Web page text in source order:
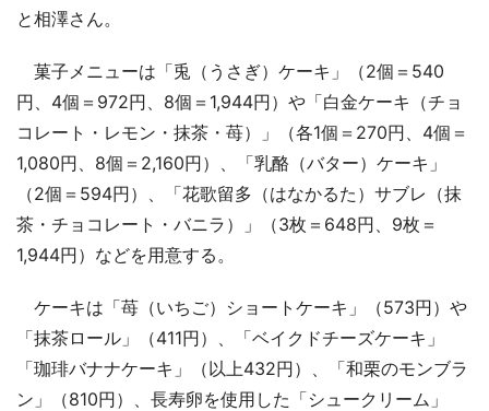
と相澤さん。
菓子メニューは「兎（うさぎ）ケーキ」（2個＝540
円、4個＝972円、8個＝1,944円）や「白金ケーキ（チョ
コレート・レモン・抹茶・苺）」（各1個＝270円、4個＝
1,080円、8個＝2,160円）、「乳酪（バター）ケーキ」
（2個＝594円）、「花歌留多（はなかるた）サブレ（抹
茶・チョコレート・バニラ）」（3枚＝648円、9枚＝
1,944円）などを用意する。
ケーキは「苺（いちご）ショートケーキ」（573円）や
「抹茶ロール」（411円）、「ベイクドチーズケーキ」
「珈琲バナナケーキ」（以上432円）、「和栗のモンブラ
ン」（810円）、長寿卵を使用した「シュークリーム」